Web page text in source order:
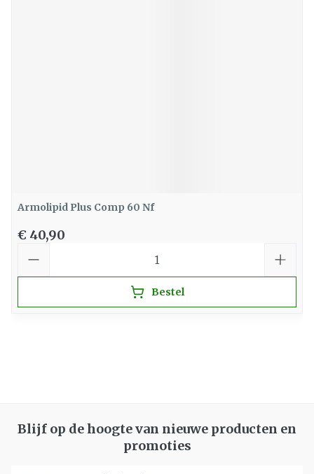
Armolipid Plus Comp 60 Nf
€ 40,90
Bestel
Blijf op de hoogte van nieuwe producten en
promoties